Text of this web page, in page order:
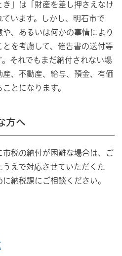
き」は「財産を差し押さえなけ
います。しかし、明石市で
、あるいは何かの事情により
を考慮して、催告書の送付等
それでもまだ納付されない場
、不動産、給与、預金、有価
とになります。
方へ
市税の納付が困難な場合は、ご
えで対応させていただくた
納税課にご相談ください。